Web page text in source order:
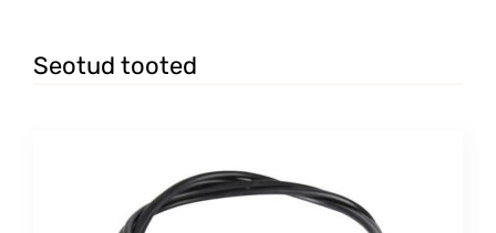
Seotud tooted